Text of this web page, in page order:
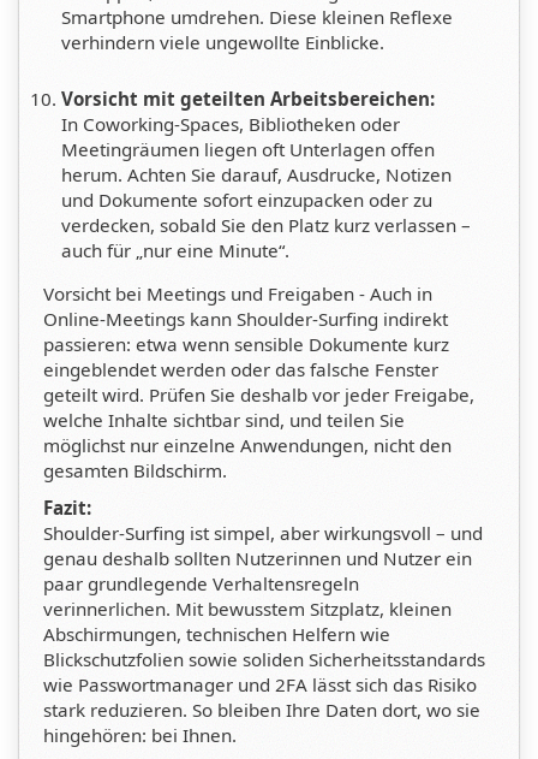
Smartphone umdrehen. Diese kleinen Reflexe
verhindern viele ungewollte Einblicke.
Vorsicht mit geteilten Arbeitsbereichen:
In Coworking-Spaces, Bibliotheken oder
Meetingräumen liegen oft Unterlagen offen
herum. Achten Sie darauf, Ausdrucke, Notizen
und Dokumente sofort einzupacken oder zu
verdecken, sobald Sie den Platz kurz verlassen –
auch für „nur eine Minute“.
Vorsicht bei Meetings und Freigaben - Auch in
Online-Meetings kann Shoulder-Surfing indirekt
passieren: etwa wenn sensible Dokumente kurz
eingeblendet werden oder das falsche Fenster
geteilt wird. Prüfen Sie deshalb vor jeder Freigabe,
welche Inhalte sichtbar sind, und teilen Sie
möglichst nur einzelne Anwendungen, nicht den
gesamten Bildschirm.
Fazit:
Shoulder-Surfing ist simpel, aber wirkungsvoll – und
genau deshalb sollten Nutzerinnen und Nutzer ein
paar grundlegende Verhaltensregeln
verinnerlichen. Mit bewusstem Sitzplatz, kleinen
Abschirmungen, technischen Helfern wie
Blickschutzfolien sowie soliden Sicherheitsstandards
wie Passwortmanager und 2FA lässt sich das Risiko
stark reduzieren. So bleiben Ihre Daten dort, wo sie
hingehören: bei Ihnen.